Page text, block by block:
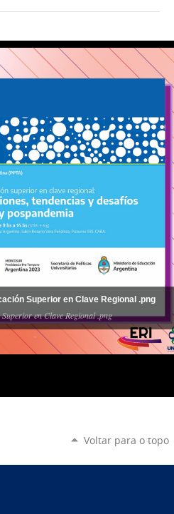
Superior en Clave Regional .png
en Clave Regional .png
Voltar para o topo